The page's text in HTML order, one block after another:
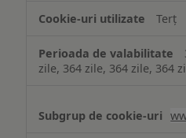
Terț
zile, 364 zile, 364 zile, 364